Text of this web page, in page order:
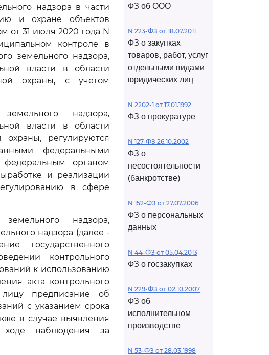
надзора в части
и охране объектов
от 31 июля 2020 года N
контроле в
земельного надзора,
власти в области
охраны, с учетом
надзора,
власти в области
охраны, регулируются
федеральными
органом
и реализации
в сфере
надзора,
надзора (далее -
государственного
контрольного
к использованию
акта контрольного
лицу предписание об
с указанием срока
в случае выявления
ходе наблюдения за
ФЗ об ООО
N 223-ФЗ от 18.07.2011
ФЗ о закупках
товаров, работ, услуг
отдельными видами
юридических лиц
N 2202-1 от 17.01.1992
ФЗ о прокуратуре
N 127-ФЗ 26.10.2002
ФЗ о
несостоятельности
(банкротстве)
N 152-ФЗ от 27.07.2006
ФЗ о персональных
данных
N 44-ФЗ от 05.04.2013
ФЗ о госзакупках
N 229-ФЗ от 02.10.2007
ФЗ об
исполнительном
производстве
N 53-ФЗ от 28.03.1998